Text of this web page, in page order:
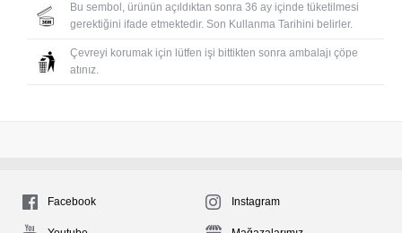
Bu sembol, ürünün açıldıktan sonra 36 ay içinde tüketilmesi
gerektiğini ifade etmektedir. Son Kullanma Tarihini belirler.
Çevreyi korumak için lütfen işi bittikten sonra ambalajı çöpe
atınız.
Facebook Instagram